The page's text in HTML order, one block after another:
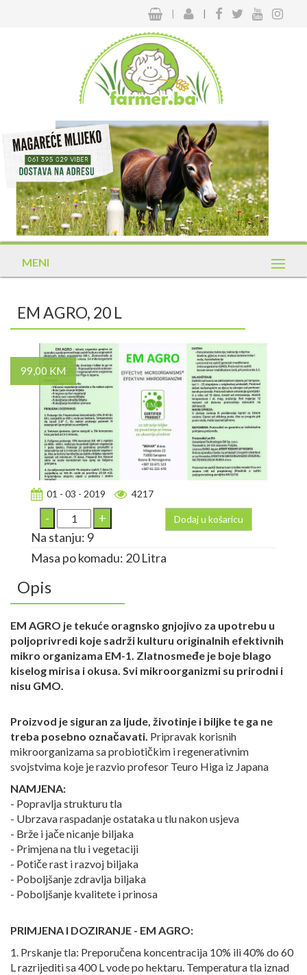
| |
MENI
EM AGRO, 20 L
99,00 KM
01 - 03 - 2019 4217
Dodaj u košaricu
Na stanju: 9
Masa po komadu: 20 Litra
Opis
EM AGRO je tekuće oragnsko gnjojivo za upotrebu u
poljoprivredi koje sadrži kulturu originalnih efektivnih
mikro organizama EM-1. Zlatnosmeđe je boje blago
kiselog mirisa i okusa. Svi mikroorganizmi su prirodni i
nisu GMO.
Proizvod je siguran za ljude, životinje i biljke te ga ne
treba posebno označavati. Pripravak korisnih
mikroorganizama sa probiotičkim i regenerativnim
svojstvima koje je razvio profesor Teuro Higa iz Japana
NAMJENA:
- Popravlja strukturu tla
- Ubrzava raspadanje ostataka u tlu nakon usjeva
- Brže i jače nicanje biljaka
- Primjena na tlu i vegetaciji
- Potiče rast i razvoj biljaka
- Poboljšanje zdravlja biljaka
- Poboljšanje kvalitete i prinosa
PRIMJENA I DOZIRANJE - EM AGRO:
1. Prskanje tla: Preporučena koncentracija 10% ili 40% do 60
L razrijediti sa 400 L vode po hektaru. Temperatura tla iznad